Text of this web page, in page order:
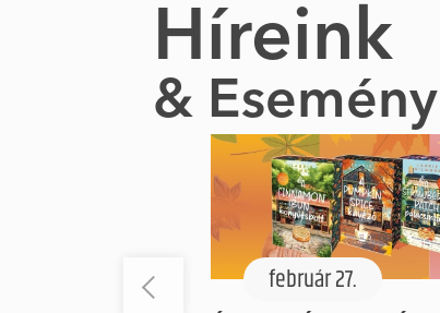
Híreink
&
február 27.